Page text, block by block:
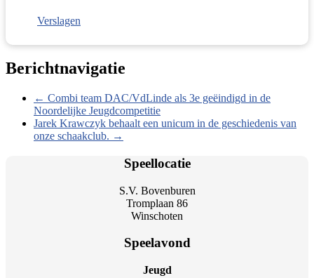
Verslagen
Berichtnavigatie
← Combi team DAC/VdLinde als 3e geëindigd in de
Noordelijke Jeugdcompetitie
Jarek Krawczyk behaalt een unicum in de geschiedenis van
onze schaakclub. →
Speellocatie
S.V. Bovenburen
Tromplaan 86
Winschoten
Speelavond
Jeugd